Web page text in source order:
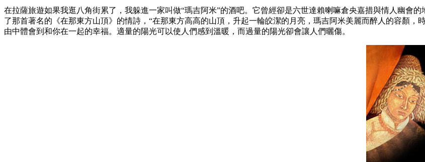
在拉薩旅遊如果我逛八角街累了，我躲進一家叫做“瑪吉阿米”的酒吧。它曾經卻是六世達賴喇嘛倉央嘉措與情人幽會
了那首著名的《在那東方山頂》的情詩，“在那東方高高的山頂，升起一輪皎潔的月亮，瑪吉阿米美麗而醉人的容顏，
由中體會到和你在一起的幸福。適量的陽光可以使人們感到溫暖，而過量的陽光卻會讓人們曬傷。